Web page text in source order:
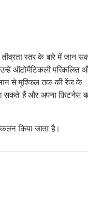
स्तर के बारे में जान
ऑटोमैटिकली परिकलित
से मुश्किल तक की रेंज के
सकते हैं और अपना फ़िटनेस
किया जाता है।